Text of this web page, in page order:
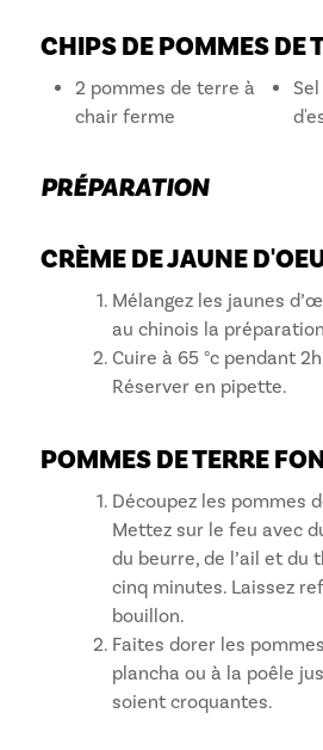
CHIPS DE POMMES DE
2 pommes de terre à
chair ferme
PRÉPARATION
CRÈME DE JAUNE
Mélangez les jaunes
au chinois la
Cuire à 65 °c pendant
Réserver en pipette.
POMMES DE TERRE
Découpez les pommes
Mettez sur le feu avec
du beurre, de l’ail et du
cinq minutes. Laissez
bouillon.
Faites dorer les
plancha ou à la poêle
soient croquantes.